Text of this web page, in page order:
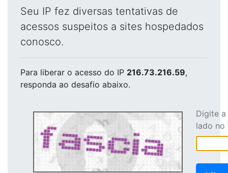
Seu IP fez diversas tentativas de
acessos suspeitos a sites hospedados
conosco.
Para liberar o acesso do IP 216.73.216.59,
responda ao desafio abaixo.
Digite
lado no